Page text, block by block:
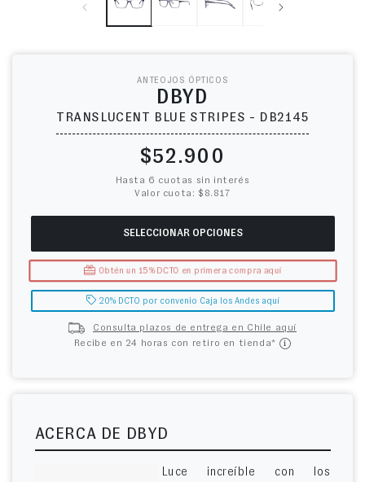
ANTEOJOS ÓPTICOS
DBYD
TRANSLUCENT BLUE STRIPES - DB2145
Precio habitual
$52.900
Hasta 6 cuotas sin interés
Valor cuota: $8.817
SELECCIONAR OPCIONES
Obtén un 15% DCTO en primera compra aquí
20% DCTO por convenio Caja los Andes aquí
Consulta plazos de entrega en Chile aquí
Recibe en 24 horas con retiro en tienda*
ACERCA DE DBYD
Luce increíble con los